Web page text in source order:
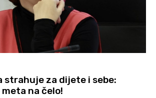
strahuje za dijete i sebe:
na čelo!